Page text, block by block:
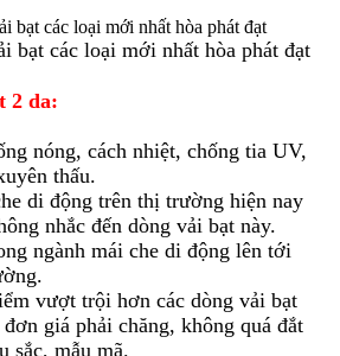
bạt các loại mới nhất hòa phát đạt
2 da:
nóng, cách nhiệt, chống tia UV,
thấu.
di động trên thị trường hiện nay
nhắc đến dòng vải bạt này.
ngành mái che di động lên tới
vượt trội hơn các dòng vải bạt
giá phải chăng, không quá đắt
sắc, mẫu mã.